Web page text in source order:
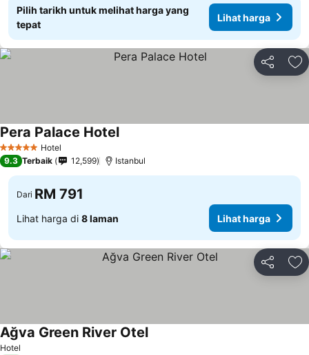
Pilih tarikh untuk melihat harga yang
tepat
Lihat harga
Kongsi
5 Bintang Hotel
Pera Palace Hotel
9.3 Terbaik 12,599 Istanbul
Dari RM 791
Lihat harga di 8 laman Lihat harga
Kongsi
Hotel
Ağva Green River Otel